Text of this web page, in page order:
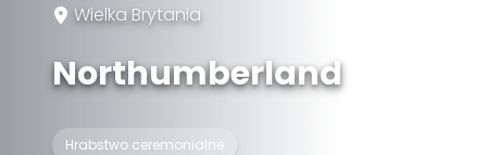
Wielka Brytania
Northumberland
Hrabstwo ceremonialne